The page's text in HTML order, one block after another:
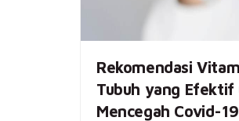
Rekomendasi
Tubuh yang Efektif
Mencegah Covid-19